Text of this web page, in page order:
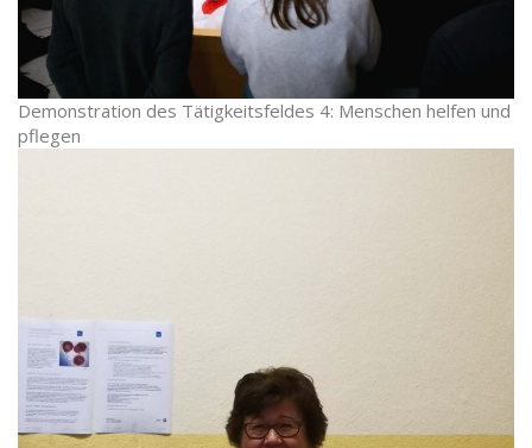
Demonstration des Tätigkeitsfeldes 4: Menschen helfen und
pflegen